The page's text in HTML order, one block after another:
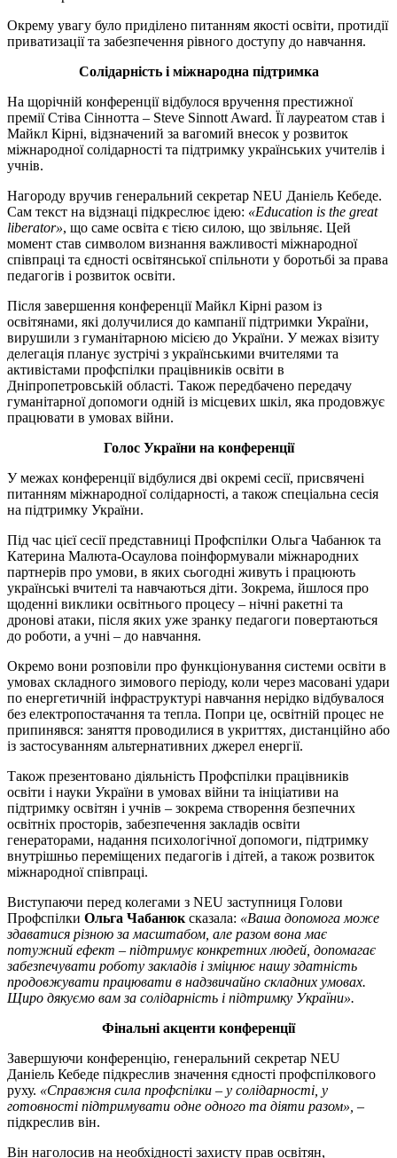
Окрему увагу було приділено питанням якості освіти, протидії
приватизації та забезпечення рівного доступу до навчання.
Солідарність і міжнародна підтримка
На щорічній конференції відбулося вручення престижної
премії Стіва Сіннотта – Steve Sinnott Award. Її лауреатом став і
Майкл Кірні, відзначений за вагомий внесок у розвиток
міжнародної солідарності та підтримку українських учителів і
учнів.
Нагороду вручив генеральний секретар NEU Даніель Кебеде.
Сам текст на відзнаці підкреслює ідею: «Education is the great
liberator», що саме освіта є тією силою, що звільняє. Цей
момент став символом визнання важливості міжнародної
співпраці та єдності освітянської спільноти у боротьбі за права
педагогів і розвиток освіти.
Після завершення конференції Майкл Кірні разом із
освітянами, які долучилися до кампанії підтримки України,
вирушили з гуманітарною місією до України. У межах візиту
делегація планує зустрічі з українськими вчителями та
активістами профспілки працівників освіти в
Дніпропетровській області. Також передбачено передачу
гуманітарної допомоги одній із місцевих шкіл, яка продовжує
працювати в умовах війни.
Голос України на конференції
У межах конференції відбулися дві окремі сесії, присвячені
питанням міжнародної солідарності, а також спеціальна сесія
на підтримку України.
Під час цієї сесії представниці Профспілки Ольга Чабанюк та
Катерина Малюта-Осаулова поінформували міжнародних
партнерів про умови, в яких сьогодні живуть і працюють
українські вчителі та навчаються діти. Зокрема, йшлося про
щоденні виклики освітнього процесу – нічні ракетні та
дронові атаки, після яких уже зранку педагоги повертаються
до роботи, а учні – до навчання.
Окремо вони розповіли про функціонування системи освіти в
умовах складного зимового періоду, коли через масовані удари
по енергетичній інфраструктурі навчання нерідко відбувалося
без електропостачання та тепла. Попри це, освітній процес не
припинявся: заняття проводилися в укриттях, дистанційно або
із застосуванням альтернативних джерел енергії.
Також презентовано діяльність Профспілки працівників
освіти і науки України в умовах війни та ініціативи на
підтримку освітян і учнів – зокрема створення безпечних
освітніх просторів, забезпечення закладів освіти
генераторами, надання психологічної допомоги, підтримку
внутрішньо переміщених педагогів і дітей, а також розвиток
міжнародної співпраці.
Виступаючи перед колегами з NEU заступниця Голови
Профспілки Ольга Чабанюк сказала: «Ваша допомога може
здаватися різною за масштабом, але разом вона має
потужний ефект – підтримує конкретних людей, допомагає
забезпечувати роботу закладів і зміцнює нашу здатність
продовжувати працювати в надзвичайно складних умовах.
Щиро дякуємо вам за солідарність і підтримку України».
Фінальні акценти конференції
Завершуючи конференцію, генеральний секретар NEU
Даніель Кебеде підкреслив значення єдності профспілкового
руху. «Справжня сила профспілки – у солідарності, у
готовності підтримувати одне одного та діяти разом», –
підкреслив він.
Він наголосив на необхідності захисту прав освітян,